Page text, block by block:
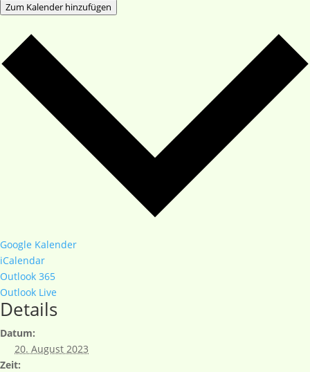
Zum Kalender hinzufügen
Google Kalender
iCalendar
Outlook 365
Outlook Live
Details
Datum:
20. August 2023
Zeit: